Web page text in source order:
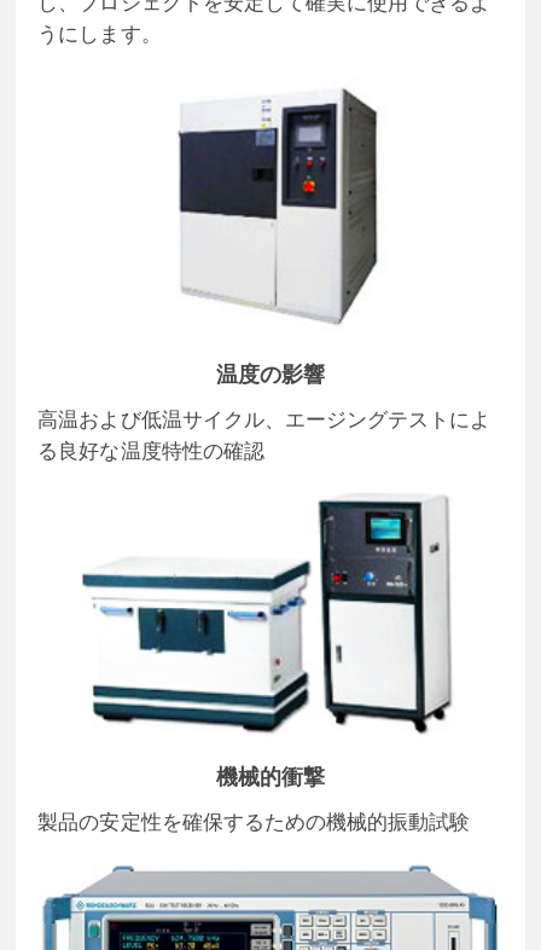
うにします。
温度の影響
高温および低温サイクル、エージングテストによ
る良好な温度特性の確認
機械的衝撃
製品の安定性を確保するための機械的振動試験